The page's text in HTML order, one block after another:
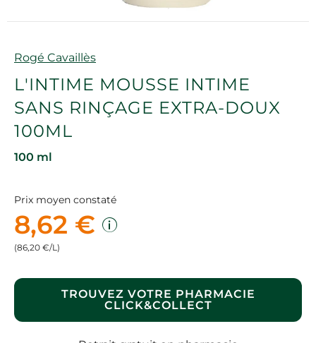
Marque
Rogé Cavaillès
L'INTIME MOUSSE INTIME
SANS RINÇAGE EXTRA-DOUX
100ML
100 ml
Prix moyen constaté
8,62 €
(86,20 €/L)
TROUVEZ VOTRE PHARMACIE
CLICK&COLLECT